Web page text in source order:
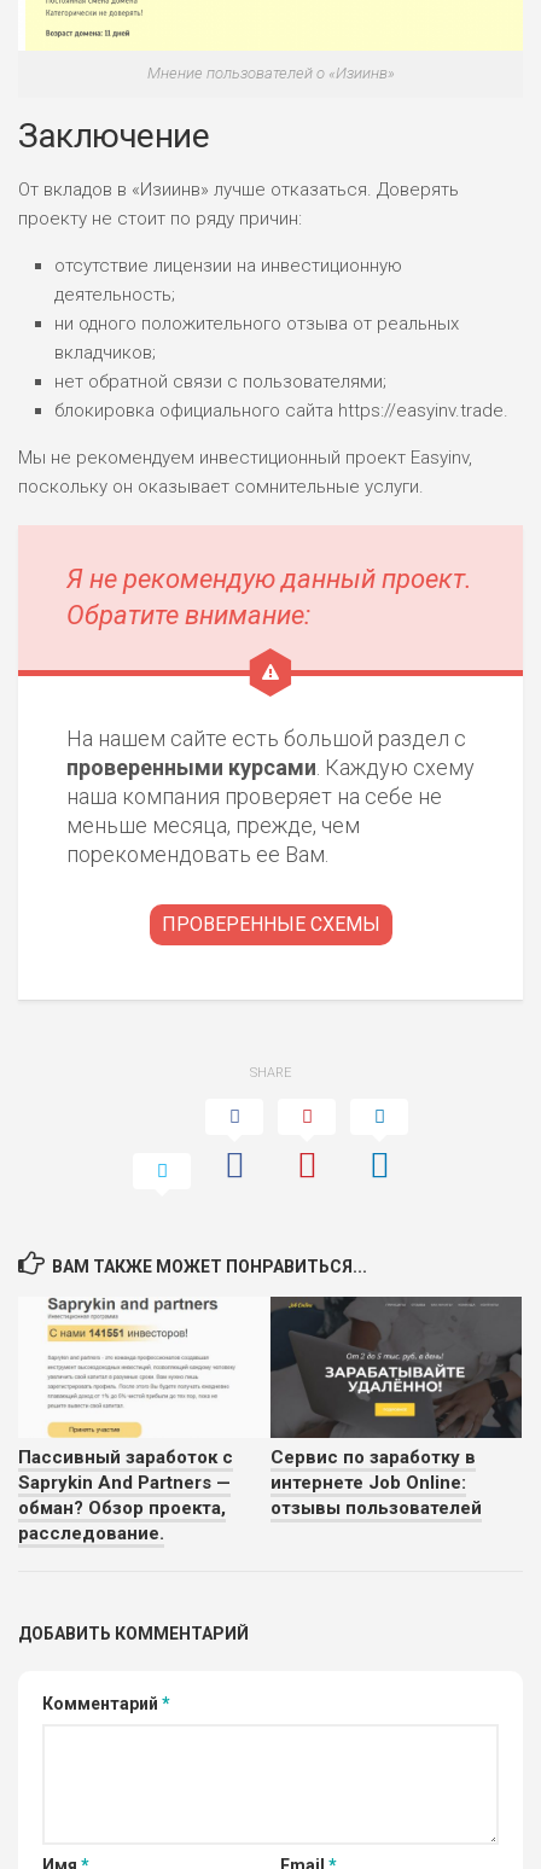
Мнение пользователей о «Изиинв»
Заключение
От вкладов в «Изиинв» лучше отказаться. Доверять
проекту не стоит по ряду причин:
отсутствие лицензии на инвестиционную
деятельность;
ни одного положительного отзыва от реальных
вкладчиков;
нет обратной связи с пользователями;
блокировка официального сайта https://easyinv.trade.
Мы не рекомендуем инвестиционный проект Easyinv,
поскольку он оказывает сомнительные услуги.
Я не рекомендую данный проект.
Обратите внимание:
На нашем сайте есть большой раздел с
проверенными курсами . Каждую схему
наша компания проверяет на себе не
меньше месяца, прежде, чем
порекомендовать ее Вам.
ПРОВЕРЕННЫЕ СХЕМЫ
SHARE
ВАМ ТАКЖЕ МОЖЕТ ПОНРАВИТЬСЯ...
Пассивный заработок с
Saprykin And Partners —
обман? Обзор проекта,
расследование.
Сервис по заработку в
интернете Job Online:
отзывы пользователей
ДОБАВИТЬ КОММЕНТАРИЙ
Комментарий *